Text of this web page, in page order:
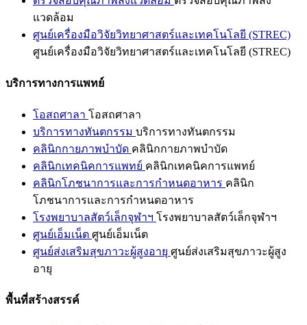
แวดล้อม
ศูนย์เครื่องมือวิจัยวิทยาศาสตร์และเทคโนโลยี (STREC)
ศูนย์เครื่องมือวิจัยวิทยาศาสตร์และเทคโนโลยี (STREC)
บริการทางการแพทย์
โอสถศาลา โอสถศาลา
บริการทางทันตกรรม บริการทางทันตกรรม
คลินิกกายภาพบำบัด คลินิกกายภาพบำบัด
คลินิกเทคนิคการแพทย์ คลินิกเทคนิคการแพทย์
คลินิกโภชนาการและการกำหนดอาหาร คลินิก
โภชนาการและการกำหนดอาหาร
โรงพยาบาลสัตว์เล็กจุฬาฯ โรงพยาบาลสัตว์เล็กจุฬาฯ
ศูนย์เอ็มเน็ต ศูนย์เอ็มเน็ต
ศูนย์ส่งเสริมสุขภาวะผู้สูงอายุ ศูนย์ส่งเสริมสุขภาวะผู้สูง
อายุ
พื้นที่สร้างสรรค์